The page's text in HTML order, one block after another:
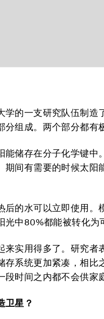
学的一支研究队伍制造
组成。两个部分都有
能储存在分子化学键中
期间有需要的时候太阳
后的水可以立即使用。
中80%都能被转化为
来实用得多了。研究者
存系统更加紧凑，相比
时间之内都不会供家
卫星？